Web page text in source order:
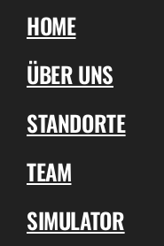
HOME
ÜBER UNS
STANDORTE
TEAM
SIMULATOR